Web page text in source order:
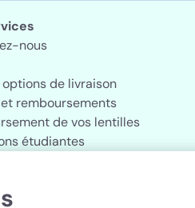
nous
de livraison
remboursements
de vos lentilles
étudiantes